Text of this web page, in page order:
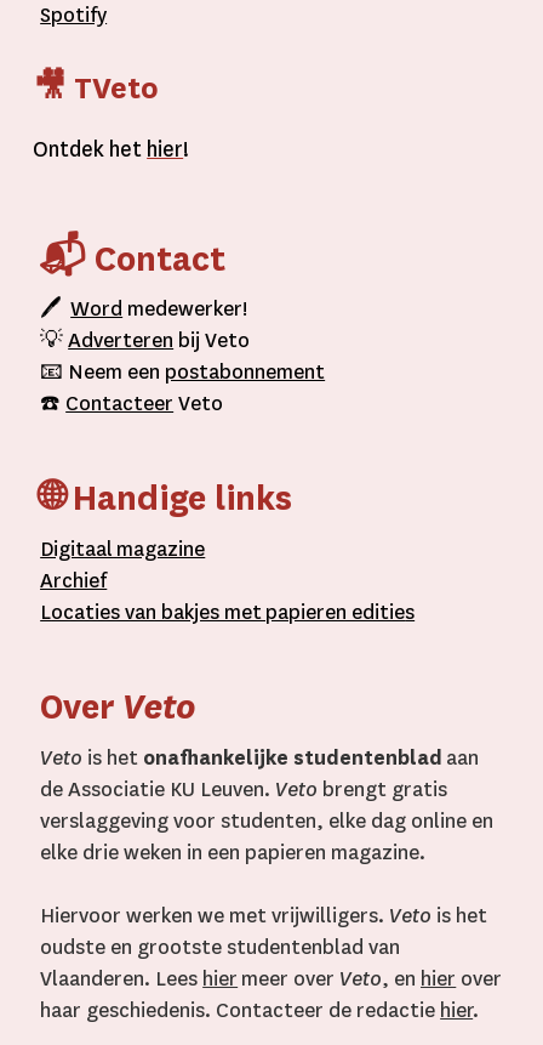
Spotify
🎥 TVeto
Ontdek het hier!
📬 Contact
🖊Word medewerker!
💡Adverteren bij Veto
📧 Neem een postabonnement
☎️ Contacteer Veto
🌐 Handige links
Digitaal magazine
Archief
Locaties van bakjes metpapieren edities
Over Veto
Veto is het onafhankelijke studentenblad aan
de Associatie KU Leuven. Veto brengt gratis
verslaggeving voor studenten, elke dag online en
elke drie weken in een papieren magazine.
Hiervoor werken we met vrijwilligers. Veto is het
oudste en grootste studentenblad van
Vlaanderen. Lees hier meer over Veto, en hier over
haar geschiedenis. Contacteer de redactie hier.